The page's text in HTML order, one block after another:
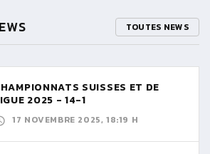
TOUTES NEWS
SUISSES ET DE
2025 - 14-1
17 NOVEMBRE 2025, 18:19 H